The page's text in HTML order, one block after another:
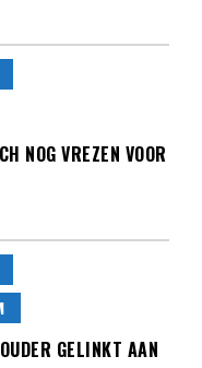
NOG VREZEN VOOR
GELINKT AAN